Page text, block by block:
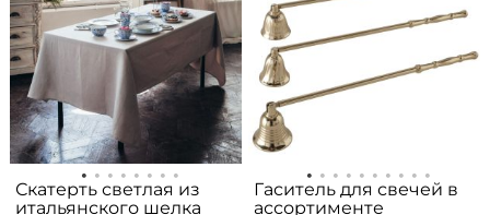
Скатерть светлая из
итальянского шелка
Гаситель для свечей в
ассортименте